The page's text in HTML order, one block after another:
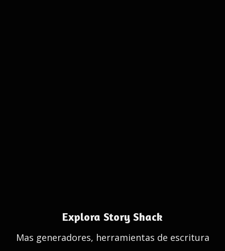
Explora Story Shack
Mas generadores, herramientas de escritura